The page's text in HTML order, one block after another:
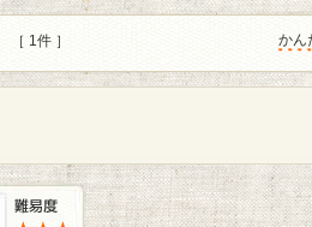
［ 1件 ］ かん